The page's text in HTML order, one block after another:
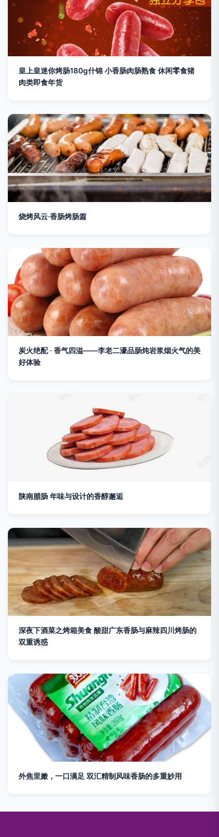
皇上皇迷你烤肠180g什锦 小香肠肉肠熟食 休闲零食猪
肉类即食年货
烧烤风云·香肠烤肠篇
炭火绝配 · 香气四溢——李老二濠品肠炖岩浆烟火气的美
好体验
陕南腊肠 年味与设计的香醇邂逅
深夜下酒菜之烤箱美食 酸甜广东香肠与麻辣四川烤肠的
双重诱惑
外焦里嫩，一口满足 双汇精制风味香肠的多重妙用